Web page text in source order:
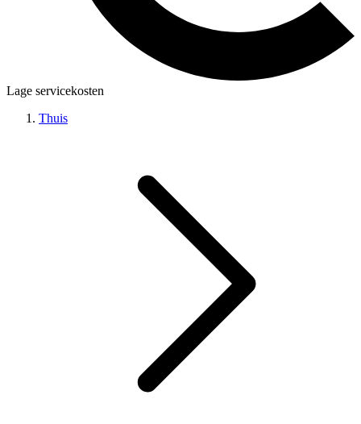
Lage servicekosten
Thuis